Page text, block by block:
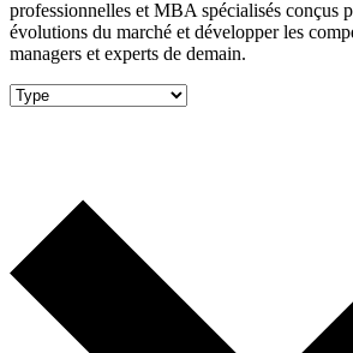
professionnelles et MBA spécialisés conçus
évolutions du marché et développer les
managers et experts de demain.